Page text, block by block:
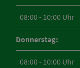
08:00 - 10:00 Uhr
Donnerstag:
08:00 - 10:00 Uhr